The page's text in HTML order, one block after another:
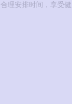
合理安排时间，享受健